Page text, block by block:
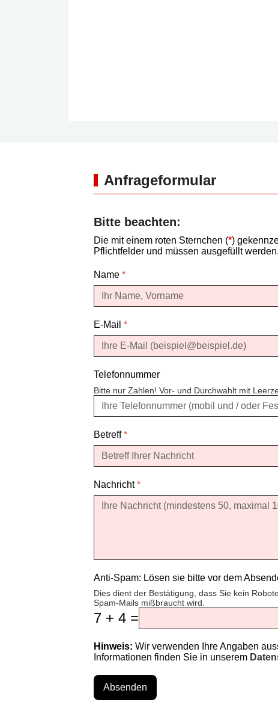
Anfrageformular
Bitte beachten:
Die mit einem roten Sternchen (*)
Pflichtfelder und müssen ausgefüllt werden.
Name *
E-Mail *
Telefonnummer
Bitte nur Zahlen! Vor- und Durchwahlt mit
Betreff*
Nachricht*
Anti-Spam: Lösen sie bitte vor dem
Dies dient der Bestätigung, dass Sie kein
Spam-Mails mißbraucht wird.
7 + 4 =
Hinweis: Wir verwenden Ihre Angaben
Informationen finden Sie in unserem
Absenden